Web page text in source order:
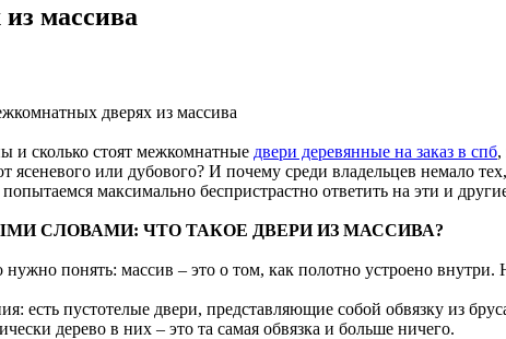
массива
дверях из массива
и сколько стоят межкомнатные двери деревянные на заказ в спб,
ясеневого или дубового? И почему среди владельцев
максимально беспристрастно ответить на эти и
СЛОВАМИ: ЧТО ТАКОЕ ДВЕРИ ИЗ МАССИВА?
нужно понять: массив – это о том, как полотно устроено внутри.
есть пустотелые двери, представляющие собой обвязку из
дерево в них – это та самая обвязка и больше ничего.